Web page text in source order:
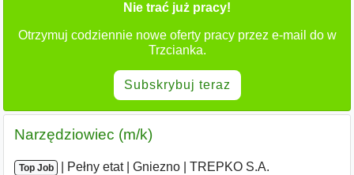
Nie trać już pracy!
Otrzymuj codziennie nowe oferty pracy przez e-mail do w
Trzcianka.
Subskrybuj teraz
Narzędziowiec (m/k)
Top Job Pełny etat| Gniezno TREPKO S.A.